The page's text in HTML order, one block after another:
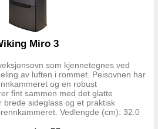
som kjennetegnes ved
av luften i rommet. Peisovnen har
og en robust
fint sammen med det glatte
brede sideglass og et praktisk
Vedlengde (cm): 32.0
Miro 3